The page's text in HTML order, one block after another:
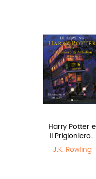
Harry Potter e
il Prigioniero…
J.K. Rowling